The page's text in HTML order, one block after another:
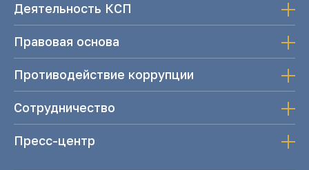
Деятельность КСП
Правовая основа
Противодействие коррупции
Сотрудничество
Пресс-центр